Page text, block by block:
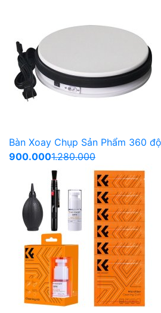
Bàn Xoay Chụp Sản Phẩm 360
900.0001.280.000